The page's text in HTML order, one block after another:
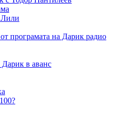
Лили
програмата на Дарик радио
в аванс